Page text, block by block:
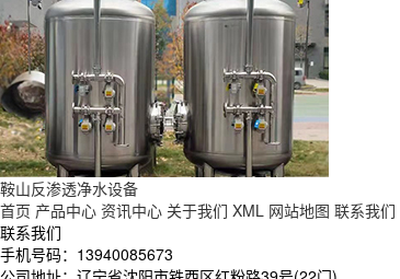
鞍山反渗透净水设备
首页 产品中心 资讯中心 关于我们 XML 网站地图 联系我们
联系我们
手机号码：13940085673